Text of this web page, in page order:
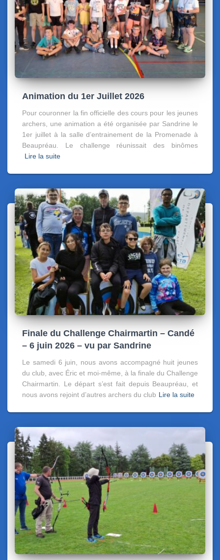
Animation du 1er Juillet 2026
Pour couronner la fin officielle des cours pour les jeunes
archers, une animation a été organisée par Sandrine le
1er juillet à la salle d’entrainement de la Promenade à
Beaupréau. Le challenge réunissait des binômes
Lire la suite
Finale du Challenge Chairmartin – Candé
– 6 juin 2026 – vu par Sandrine
Le samedi 6 juin, nous avons accompagné huit jeunes
du club, avec Éric et moi-même, à la finale du Challenge
Chairmartin. Le départ s’est fait depuis Beaupréau, et
nous avons rejoint d’autres archers du club Lire la suite